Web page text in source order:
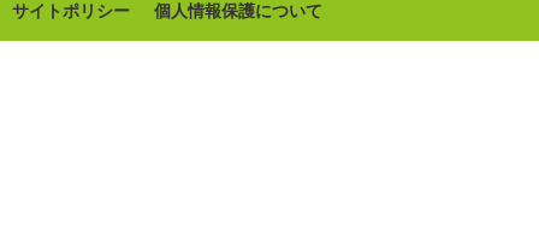
サイトポリシー 個人情報保護について